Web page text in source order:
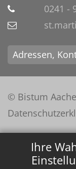
Ihre
0241 -
Adressen,
© Bistum